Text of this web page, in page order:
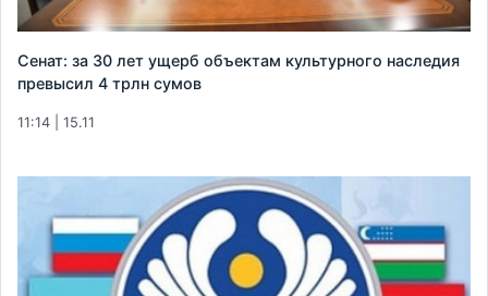
Сенат: за 30 лет ущерб объектам культурного наследия
превысил 4 трлн сумов
11:14 | 15.11